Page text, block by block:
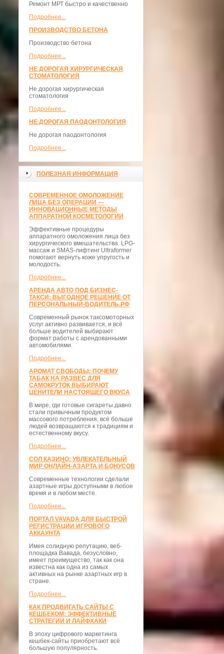
Ремонт МРТ быстро и качественно
Подробнее...
ПРОИЗВОДСТВО БЕТОНА
Производство бетона
Подробнее...
НЕ ДОРОГАЯ ХИРУРГИЧЕСКАЯ
СТОМАТОЛОГИЯ
Не дорогая хирургическая
стоматология
Подробнее...
НЕ ДОРОГАЯ ПАОДОНТОЛОГИЯ
Не дорогая паодонтология
Подробнее...
ПОЛЕЗНАЯ ИНФОРМАЦИЯ
СОВРЕМЕННОЕ ОМОЛОЖЕНИЕ
ЛИЦА БЕЗ ОПЕРАЦИИ —
ИННОВАЦИОННЫЕ МЕТОДЫ
АППАРАТНОЙ КОСМЕТОЛОГИИ
Эффективные процедуры
аппаратного омоложения лица без
хирургического вмешательства. LPG-
массаж и SMAS-лифтинг Ultraformer
помогают вернуть коже упругость и
молодость.
Подробнее...
АРЕНДА АВТО ПОД БИЗНЕС-
ТАКСИ: ВЫГОДНОЕ РЕШЕНИЕ ОТ
ПЕРСОНАЛЬНЫЙ-ВОДИТЕЛЬ.РФ
Современный рынок таксомоторных
услуг активно развивается, и всё
больше водителей выбирают
формат работы с арендованными
автомобилями.
Подробнее...
АРОМАТ СВОБОДЫ: ПОЧЕМУ
ТАБАК НА РАЗВЕС ДЛЯ
САМОКРУТОК ВЫБИРАЮТ
ЦЕНИТЕЛИ НАСТОЯЩЕГО ВКУСА
В мире, где готовые сигареты давно
стали привычным продуктом
массового потребления, всё больше
людей возвращаются к традициям и
естественному вкусу.
Подробнее...
СОЛ КАЗИНО: УВЛЕКАТЕЛЬНЫЙ
МИР ОНЛАЙН-АЗАРТА И БОНУСОВ
Современные технологии сделали
азартные игры доступными в любое
время и в любом месте.
Подробнее...
ПОРТАЛ VAVADA ДЛЯ БЫСТРОЙ
РЕГИСТРАЦИИ ИГРОВОГО
АККАУНТА
Имея солидную репутацию, веб-
площадка Вавада, безусловно,
имеет преимущество, так как она
известна как одна из самых
активных на рынке азартных игр в
стране.
Подробнее...
КАК ПРОДВИГАТЬ САЙТЫ С
КЕШБЕКОМ: ЭФФЕКТИВНЫЕ
СТРАТЕГИИ И ЛАЙФХАКИ
В эпоху цифрового маркетинга
кешбек-сайты приобретают всё
большую популярность.